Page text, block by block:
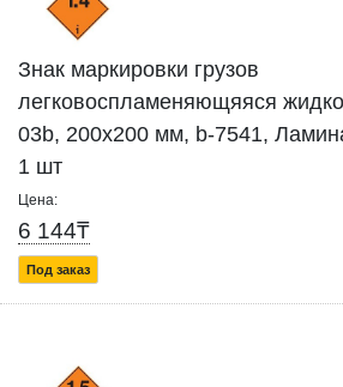
Знак маркировки грузов
легковоспламеняющяяся
03b, 200x200 мм, b-7541,
1 шт
Цена:
6 144₸
Под заказ